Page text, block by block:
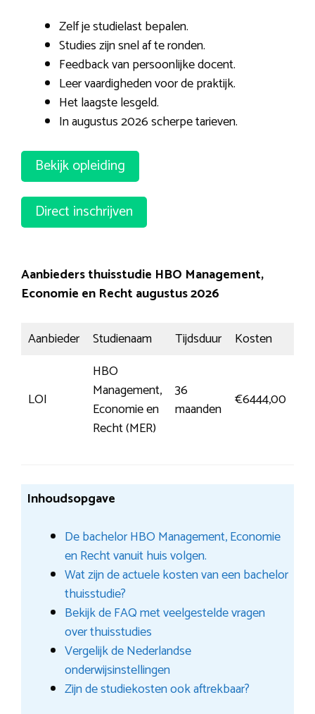
Zelf je studielast bepalen.
Studies zijn snel af te ronden.
Feedback van persoonlijke docent.
Leer vaardigheden voor de praktijk.
Het laagste lesgeld.
In augustus 2026 scherpe tarieven.
Bekijk opleiding
Direct inschrijven
Aanbieders thuisstudie HBO Management,
Economie en Recht augustus 2026
Aanbieder Studienaam Tijdsduur Kosten
LOI
HBO
Management,
Economie en
Recht (MER)
36
maanden
€6444,00
Inhoudsopgave
De bachelor HBO Management, Economie
en Recht vanuit huis volgen.
Wat zijn de actuele kosten van een bachelor
thuisstudie?
Bekijk de FAQ met veelgestelde vragen
over thuisstudies
Vergelijk de Nederlandse
onderwijsinstellingen
Zijn de studiekosten ook aftrekbaar?